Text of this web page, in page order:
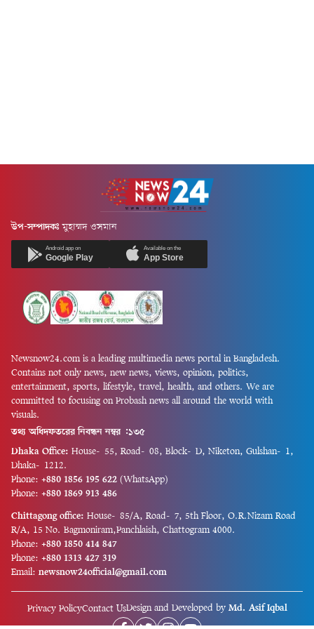
উপ-সম্পাদকঃ মুহাম্মদ ওসমান
Android app on
Google Play
Available on the
App Store
Newsnow24.com is a leading multimedia news portal in Bangladesh.
Contains not only news, new news, views, opinion, politics,
entertainment, sports, lifestyle, travel, health, and others. We are
committed to focusing on Probash news all around the world with
visuals.
তথ্য অধিদফতরের নিবন্ধন নম্বর :১৩৫
Dhaka Office: House-55, Road-08, Block-D, Niketon, Gulshan-1,
Dhaka-1212.
Phone: +880 1856 195 622 (WhatsApp)
Phone: +880 1869 913 486
Chittagong office: House-85/A, Road-7, 5th Floor, O.R.Nizam Road
R/A, 15 No. Bagmoniram,Panchlaish, Chattogram 4000.
Phone: +880 1850 414 847
Phone: +880 1313 427 319
Email: newsnow24official@gmail.com
Privacy PolicyContact UsDesign and Developed by Md. Asif Iqbal